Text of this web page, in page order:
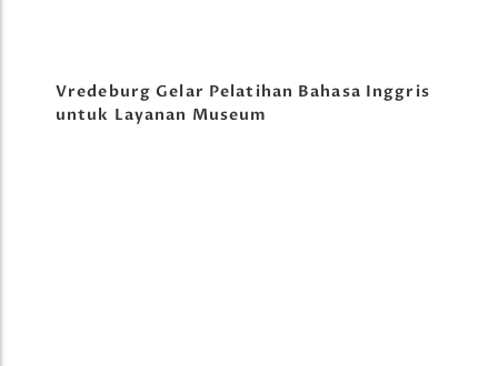
Vredeburg Gelar Pelatihan Bahasa Inggris
untuk Layanan Museum